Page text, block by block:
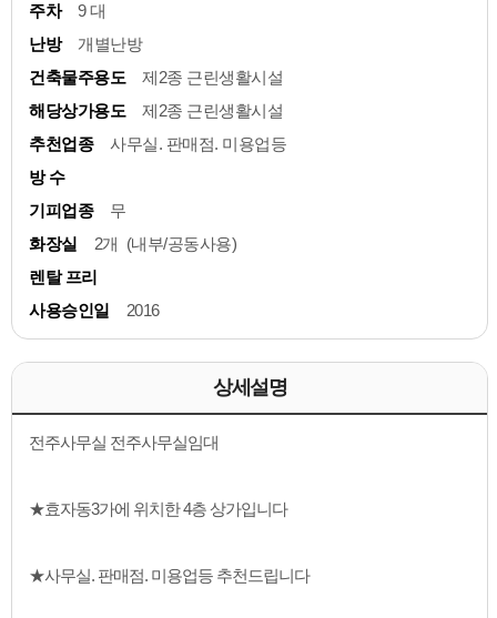
주차
9 대
난방
개별난방
건축물주용도
제2종 근린생활시설
해당상가용도
제2종 근린생활시설
추천업종
사무실. 판매점. 미용업등
방 수
기피업종
무
화장실
2개 (내부/공동사용)
렌탈 프리
사용승인일
2016
상세설명
전주사무실 전주사무실임대
★효자동3가에 위치한 4층 상가입니다
★사무실. 판매점. 미용업등 추천드립니다